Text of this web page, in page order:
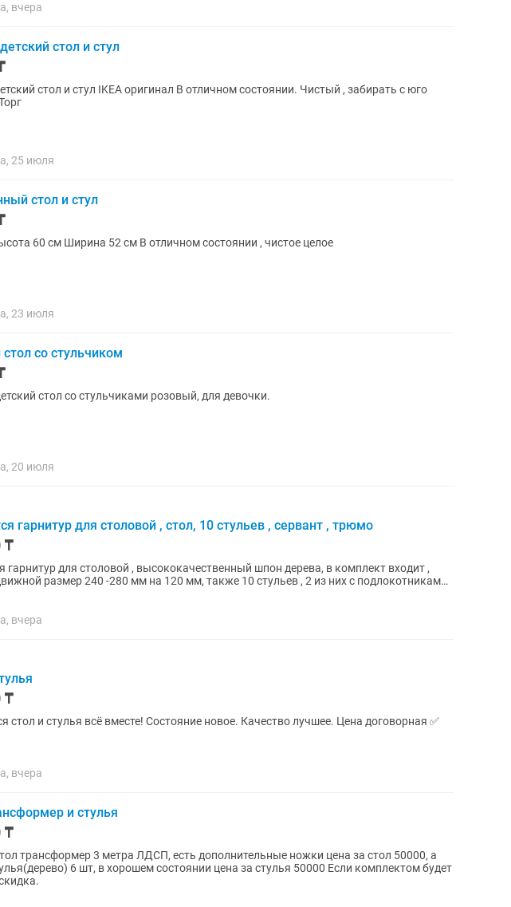
вчера
стол и стул
и стул IKEA оригинал В отличном состоянии. Чистый , забирать с юго
Торг
25 июля
стол и стул
Из мдф Высота 60 см Ширина 52 см В отличном состоянии , чистое целое
23 июля
со стульчиком
стол со стульчиками розовый, для девочки.
20 июля
гарнитур для столовой , стол, 10 стульев , сервант , трюмо
₸
гарнитур для столовой , высококачественный шпон дерева, в комплект входит ,
размер 240 -280 мм на 120 мм, также 10 стульев , 2 из них с подлокотниками ,
вчера
₸
стол и стулья всё вместе! Состояние новое. Качество лучшее. Цена договорная ✅
вчера
и стулья
₸
трансформер 3 метра ЛДСП, есть дополнительные ножки цена за стол 50000, а
6 шт, в хорошем состоянии цена за стулья 50000 Если комплектом будет